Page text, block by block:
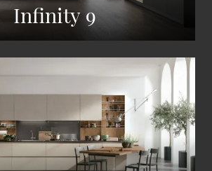
Infinity 9